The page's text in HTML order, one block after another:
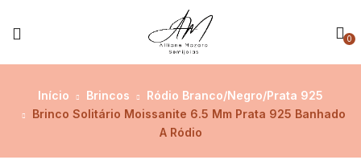
0
Início Brincos
Ródio Branco/Negro/Prata 925
Brinco Solitário Moissanite 6.5 Mm Prata 925 Banhado
A Ródio